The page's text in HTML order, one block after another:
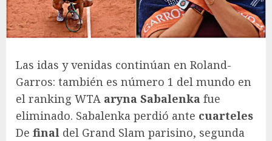
Las idas y venidas continúan en Roland-
Garros: también es número 1 del mundo en
el ranking WTA aryna Sabalenka fue
eliminado. Sabalenka perdió ante cuarteles
De final del Grand Slam parisino, segunda